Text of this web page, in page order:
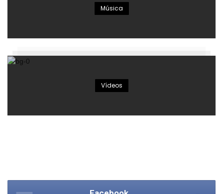
Música
Vídeos